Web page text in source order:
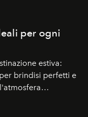
per ogni
estiva:
brindisi perfetti e